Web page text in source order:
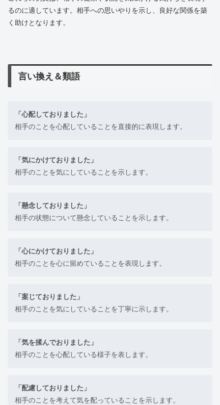
るのに適しています。相手への思いやりを示し、良好な関係を築
く助けとなります。
言い換え＆類語
「心配しておりました」
相手のことを心配していることを直接的に表現します。
「気にかけておりました」
相手のことを気にしていることを示します。
「懸念しておりました」
相手の状態について懸念していることを示します。
「心にかけておりました」
相手のことを心に留めていることを表現します。
「案じておりました」
相手のことを気にしていることを丁寧に示します。
「気を揉んでおりました」
相手のことを心配している様子を表します。
「配慮しておりました」
相手のことを考えて気を配っていることを示します。